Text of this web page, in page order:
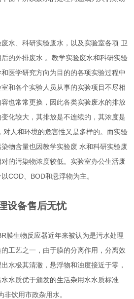
水、科研实验废水，以及实验室各项 卫
的外排废水 。教学实验废水和科研实验
医学研究方向为目的的各项实验过程中
和各个实验人员从事的实验项目不尽相
也常常更换，因此各类实验废水的排放
化较大，其排放是不连续的，其浓度是
对人和环境的危害性又是多样的。而实验
物含量也因教学实验废 水和科研实验废
的污染物浓度较低。实验室办公生活废
COD、BOD和悬浮物为主。
设备售后无忧
膜生物反应器近年来被认为是污水处理
工艺之一，由于膜的分离作用，分离效
水极其清澈，悬浮物和浊度接近于零，
水质优于颁发的生活杂用水水质标准
饮用市政杂用水。